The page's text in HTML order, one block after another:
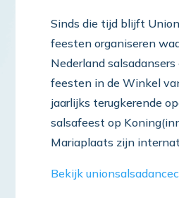
Sinds die tijd blijft
feesten organiseren
Nederland
feesten in de Winkel
jaarlijks terugkerende
salsafeest op
Mariaplaats zijn
Bekijk